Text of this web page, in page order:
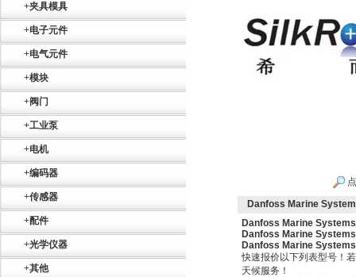
+夹具模具
+电子元件
+电气元件
+模块
+阀门
+工业泵
+电机
+编码器
+传感器
+配件
+光学仪器
+其他
SR+KH-AFB AF24-
Danfoss Marine
Danfoss Marine
Danfoss Marine
Danfoss Marine
快速报价以下列表型号！
天候服务！